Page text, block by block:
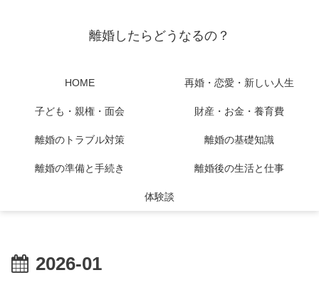
離婚したらどうなるの？
HOME 再婚・恋愛・新しい人生
子ども・親権・面会 財産・お金・養育費
離婚のトラブル対策 離婚の基礎知識
離婚の準備と手続き 離婚後の生活と仕事
体験談
2026-01